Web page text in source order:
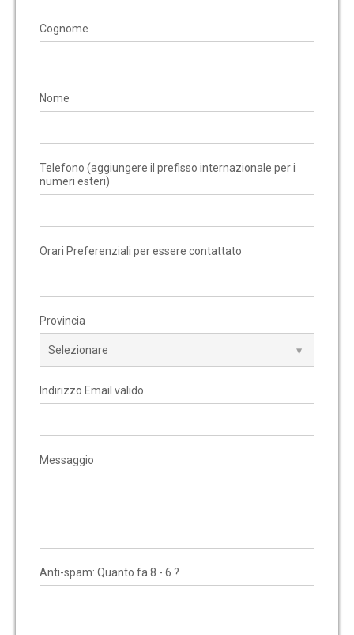
Cognome
Nome
Telefono (aggiungere il prefisso internazionale per i
numeri esteri)
Orari Preferenziali per essere contattato
Provincia
Indirizzo Email valido
Messaggio
Anti-spam: Quanto fa 8 - 6 ?